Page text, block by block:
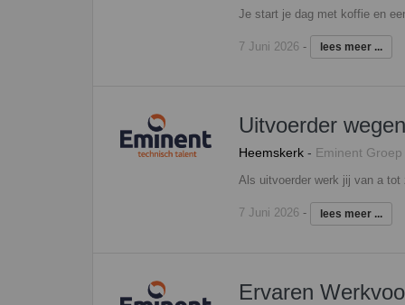
7 Juni 2026- lees meer ...
Uitvoerder
Heemskerk- Eminent Groep
7 Juni 2026- lees meer ...
Ervaren